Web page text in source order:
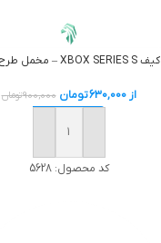
کیف XBOX SERIES S – مخمل طرح جور
از630,000تومان 900,000تومان
افزودن به سبد خرید
کد محصول:5628